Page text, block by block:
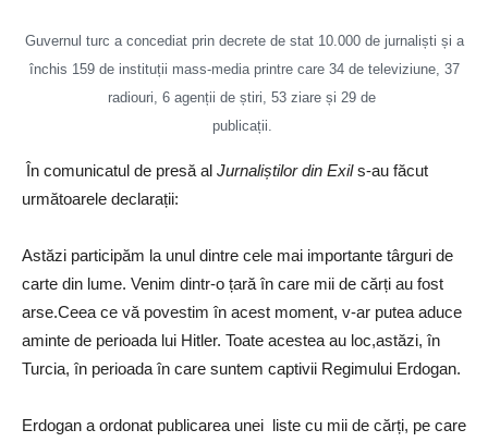
Guvernul turc a concediat prin decrete de stat 10.000 de jurnaliști și a
închis 159 de instituții mass-media printre care 34 de televiziune, 37
radiouri, 6 agenții de știri, 53 ziare și 29 de
publicații.
În comunicatul de presă al Jurnaliștilor din Exils-au făcut
următoarele declarații:
Astăzi participăm la unul dintre cele mai importante târguri de
carte din lume. Venim dintr-o țară în care mii de cărți au fost
arse.Ceea ce vă povestim în acest moment, v-ar putea aduce
aminte de perioada lui Hitler. Toate acestea au loc,astăzi, în
Turcia, în perioada în care suntem captivii Regimului Erdogan.
Erdogan a ordonat publicarea unei liste cu mii de cărți, pe care